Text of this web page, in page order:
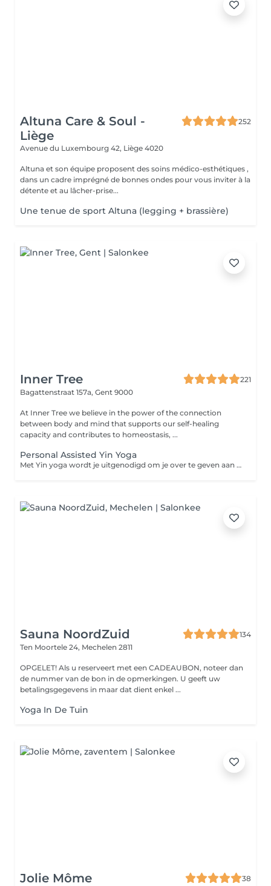
Altuna Care & Soul -
Liège
252
Avenue du Luxembourg 42, Liège 4020
Altuna et son équipe proposent des soins médico-esthétiques ,
dans un cadre imprégné de bonnes ondes pour vous inviter à la
détente et au lâcher-prise...
Une tenue de sport Altuna (legging + brassière)
Inner Tree
221
Bagattenstraat 157a, Gent 9000
At Inner Tree we believe in the power of the connection
between body and mind that supports our self-healing
capacity and contributes to homeostasis, ...
Personal Assisted Yin Yoga
Met Yin yoga wordt je uitgenodigd om je over te geven aan de mildheid binnen in jezelf. Dit is een helende vorm van yoga. Via eenvoudige houdingen waarin we de spieren ontspannen bereiken we het bindweefsel (fascia, gewrichten, gewrichtsbanden en pezen) wat nadien voor meer mobiliteit zorgt. Bovendien worden ook je organen en je meridianen in balans gebracht waardoor je energie beter gaat stromen. Tijdens een persoonlijke hands-on Yin Yoga sessie wordt je begeleid doorheen verschillende yin yoga houdingen, die inwerken op jouw specifieke klachten of noden. Door milde hand aanraking wordt je lichaam uitgenodigd nog dieper te ontspannen en je ademhaling te verdiepen en rustiger te maken. Op die manier ervaar je soms plotse shifts, het loslaten van stressgerelateerde spierspanningen, onderdrukte emoties of beperkende gedachten. Beoogde resultaat : lichter, vrijer en bewuster gevoel in lichaam en geest. Ideaal voor mensen met stress gerelateerde klachten, burnout, oververmoeidheid, hoogsensitiviteit, perfectionisme.
Sauna NoordZuid
134
Ten Moortele 24, Mechelen 2811
OPGELET! Als u reserveert met een CADEAUBON, noteer dan
de nummer van de bon in de opmerkingen. U geeft uw
betalingsgegevens in maar dat dient enkel ...
Yoga In De Tuin
Jolie Môme
38